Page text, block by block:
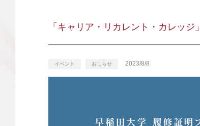
「キャリア・リカレント・カレッ
イベント おしらせ 2023/8/8